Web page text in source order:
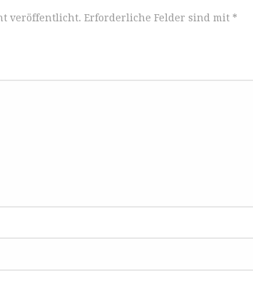
veröffentlicht. Erforderliche Felder sind mit *